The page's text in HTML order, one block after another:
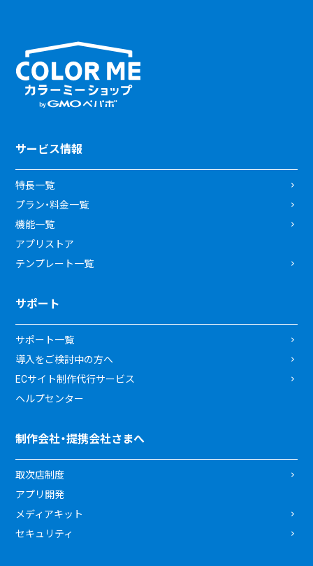
サービス情報
特長一覧
プラン・料金一覧
機能一覧
アプリストア
テンプレート一覧
サポート
サポート一覧
導入をご検討中の方へ
ECサイト制作代行サービス
ヘルプセンター
制作会社・提携会社さまへ
取次店制度
アプリ開発
メディアキット
セキュリティ